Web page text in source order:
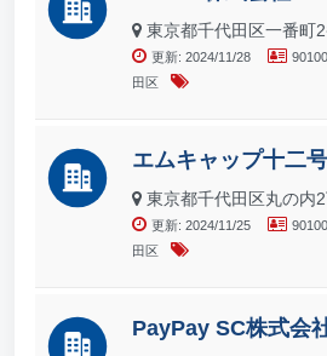
東京都千代田区一番町
更新: 2024/11/28
田区
エムキャップ十二
東京都千代田区丸の内
更新: 2024/11/25
田区
PayPay SC株式会